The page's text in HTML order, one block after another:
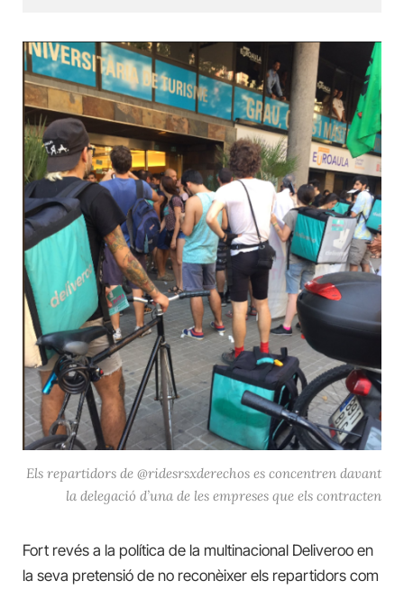
Els repartidors de @ridesrsxderechos es concentren davant
la delegació d’una de les empreses que els contracten
Fort revés a la política de la multinacional Deliveroo en
la seva pretensió de no reconèixer els repartidors com